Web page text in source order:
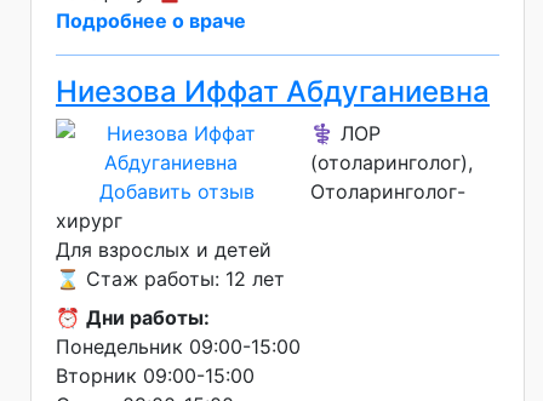
Подробнее о враче
Ниезова Иффат Абдуганиевна
Добавить отзыв
⚕️ ЛОР
(отоларинголог),
Отоларинголог-
хирург
Для взрослых и детей
⌛ Стаж работы: 12 лет
⏰ Дни работы:
Понедельник 09:00-15:00
Вторник 09:00-15:00